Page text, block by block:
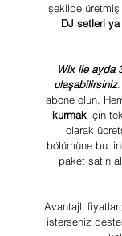
şekilde
DJ setleri
Wix ile ayda
ulaşabilirsiniz.
abone olun.
kurmak için
olarak
bölümüne bu
paket satın
Avantajlı
isterseniz